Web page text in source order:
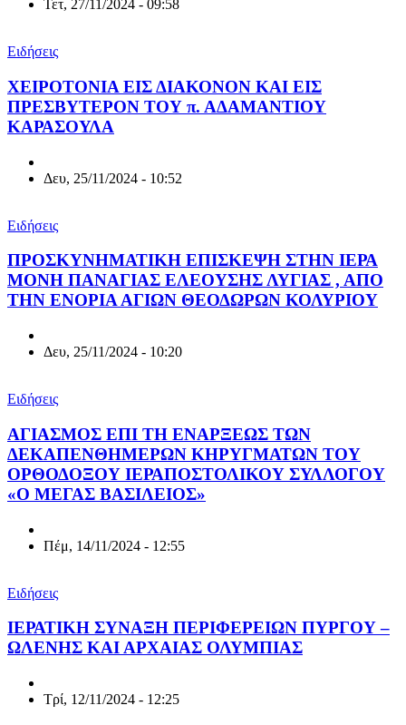
Τετ, 27/11/2024 - 09:58
Ειδήσεις
ΧΕΙΡΟΤΟΝΙΑ ΕΙΣ ΔΙΑΚΟΝΟΝ ΚΑΙ ΕΙΣ
ΠΡΕΣΒΥΤΕΡΟΝ ΤΟΥ π. ΑΔΑΜΑΝΤΙΟΥ
ΚΑΡΑΣΟΥΛΑ
Δευ, 25/11/2024 - 10:52
Ειδήσεις
ΠΡΟΣΚΥΝΗΜΑΤΙΚΗ ΕΠΙΣΚΕΨΗ ΣΤΗΝ ΙΕΡΑ
ΜΟΝΗ ΠΑΝΑΓΙΑΣ ΕΛΕΟΥΣΗΣ ΛΥΓΙΑΣ , ΑΠΟ
ΤΗΝ ΕΝΟΡΙΑ ΑΓΙΩΝ ΘΕΟΔΩΡΩΝ ΚΟΛΥΡΙΟΥ
Δευ, 25/11/2024 - 10:20
Ειδήσεις
ΑΓΙΑΣΜΟΣ ΕΠΙ ΤΗ ΕΝΑΡΞΕΩΣ ΤΩΝ
ΔΕΚΑΠΕΝΘΗΜΕΡΩΝ ΚΗΡΥΓΜΑΤΩΝ ΤΟΥ
ΟΡΘΟΔΟΞΟΥ ΙΕΡΑΠΟΣΤΟΛΙΚΟΥ ΣΥΛΛΟΓΟΥ
«Ο ΜΕΓΑΣ ΒΑΣΙΛΕΙΟΣ»
Πέμ, 14/11/2024 - 12:55
Ειδήσεις
ΙΕΡΑΤΙΚΗ ΣΥΝΑΞΗ ΠΕΡΙΦΕΡΕΙΩΝ ΠΥΡΓΟΥ –
ΩΛΕΝΗΣ ΚΑΙ ΑΡΧΑΙΑΣ ΟΛΥΜΠΙΑΣ
Τρί, 12/11/2024 - 12:25